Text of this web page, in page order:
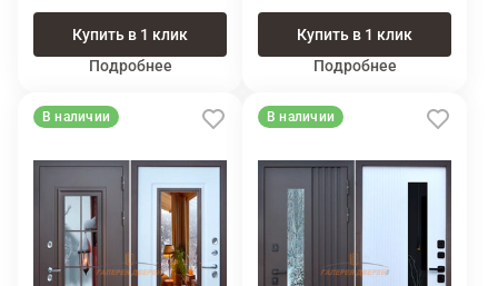
Купить в 1 клик
Подробнее
Купить в 1 клик
Подробнее
В наличии В наличии